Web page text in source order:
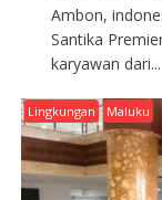
Ambon,
Santika
karyawan dari...
Lingkungan Maluku